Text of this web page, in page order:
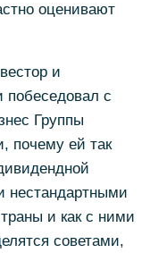
оценивают
и
с
Группы
почему ей так
нестандартными
и как с ними
советами,